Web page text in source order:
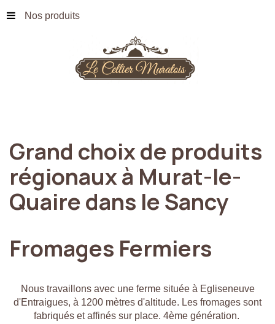
Nos produits
Grand choixde produits
régionauxà Murat-le-
Quairedans leSancy
Fromages Fermiers
Nous travaillons avec une ferme située à Egliseneuve
d'Entraigues, à 1200 mètres d'altitude. Les fromages sont
fabriqués et affinés sur place. 4ème génération.